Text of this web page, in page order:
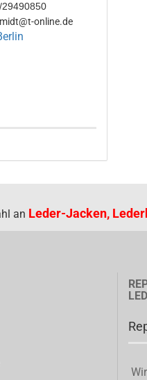
online.de
an Leder-Jacken,